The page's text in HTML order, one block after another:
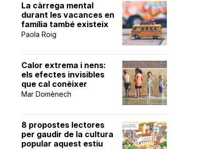
La càrrega mental
durant les vacances en
família també existeix
Paola Roig
Calor extrema i nens:
els efectes invisibles
que cal conèixer
Mar Domènech
8 propostes lectores
per gaudir de la cultura
popular aquest estiu